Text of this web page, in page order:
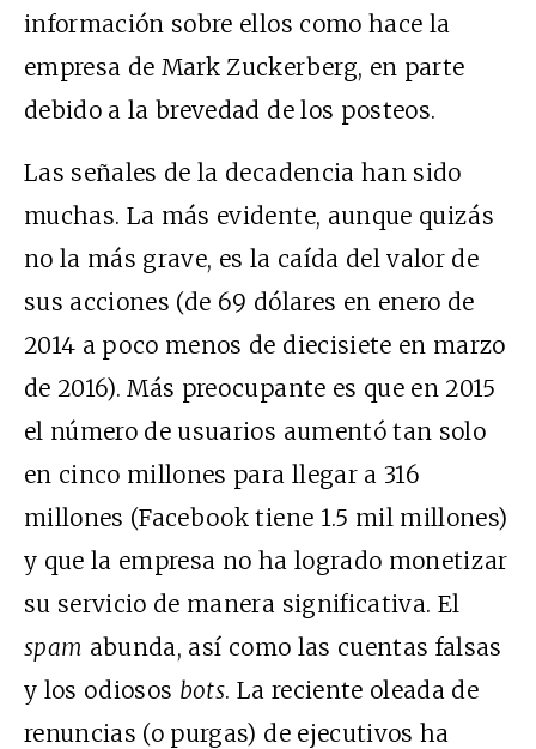
información sobre ellos como hace la
empresa de Mark Zuckerberg, en parte
debido a la brevedad de los posteos.
Las señales de la decadencia han sido
muchas. La más evidente, aunque quizás
no la más grave, es la caída del valor de
sus acciones (de 69 dólares en enero de
2014 a poco menos de diecisiete en marzo
de 2016). Más preocupante es que en 2015
el número de usuarios aumentó tan solo
en cinco millones para llegar a 316
millones (Facebook tiene 1.5 mil millones)
y que la empresa no ha logrado monetizar
su servicio de manera significativa. El
spam abunda, así como las cuentas falsas
y los odiosos bots. La reciente oleada de
renuncias (o purgas) de ejecutivos ha